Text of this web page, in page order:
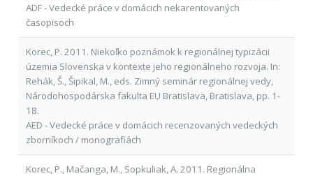
ADF - Vedecké práce v domácich nekarentovaných
časopisoch
Korec, P. 2011. Niekoľko poznámok k regionálnej typizácii
územia Slovenska v kontexte jeho regionálneho rozvoja. In:
Rehák, Š., Šipikal, M., eds. Zimný seminár regionálnej vedy,
Národohospodárska fakulta EU Bratislava, Bratislava, pp. 1-
18.
AED - Vedecké práce v domácich recenzovaných vedeckých
zborníkoch / monografiách
Korec, P., Mačanga, M., Sopkuliak, A. 2011. Regionálna